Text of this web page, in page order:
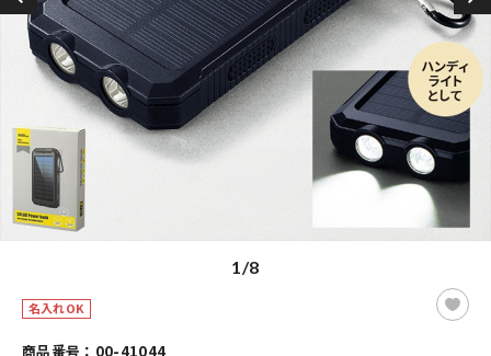
1/8
名入れOK
商品番号：00-41044